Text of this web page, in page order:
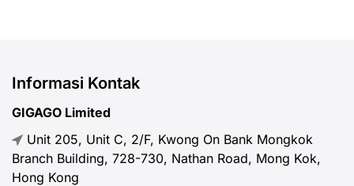
Informasi Kontak
GIGAGO Limited
Unit 205, Unit C, 2/F, Kwong On Bank Mongkok
Branch Building, 728-730, Nathan Road, Mong Kok,
Hong Kong